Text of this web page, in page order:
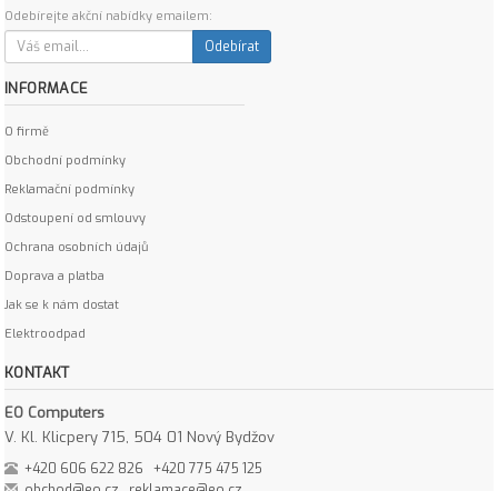
Odebírejte akční nabídky emailem:
Odebírat
INFORMACE
O firmě
Obchodní podmínky
Reklamační podmínky
Odstoupení od smlouvy
Ochrana osobních údajů
Doprava a platba
Jak se k nám dostat
Elektroodpad
KONTAKT
EO Computers
V. Kl. Klicpery 715, 504 01 Nový Bydžov
+420 606 622 826
+420 775 475 125